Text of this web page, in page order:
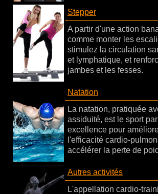
Stepper
A partir d'une action
comme monter les
stimulez la circulation
et lymphatique, et
jambes et les fesses.
Natation
La natation, pratiquée
assiduité, est le sport par
excellence pour
l'efficacité cardio-
accélérer la perte de
Autres activités
L'appellation cardio-